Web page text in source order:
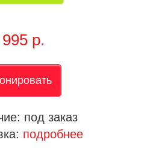
р.
под заказ
подробнее